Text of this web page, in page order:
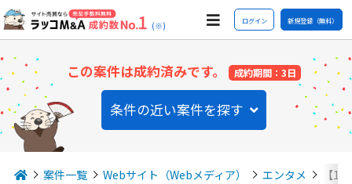
(※) ログイン 新規登録（無料）
この案件は成約済みです。 成約期間：3日
条件の近い案件を探す
案件一覧 Webサイト（Webメディア） エンタメ 【